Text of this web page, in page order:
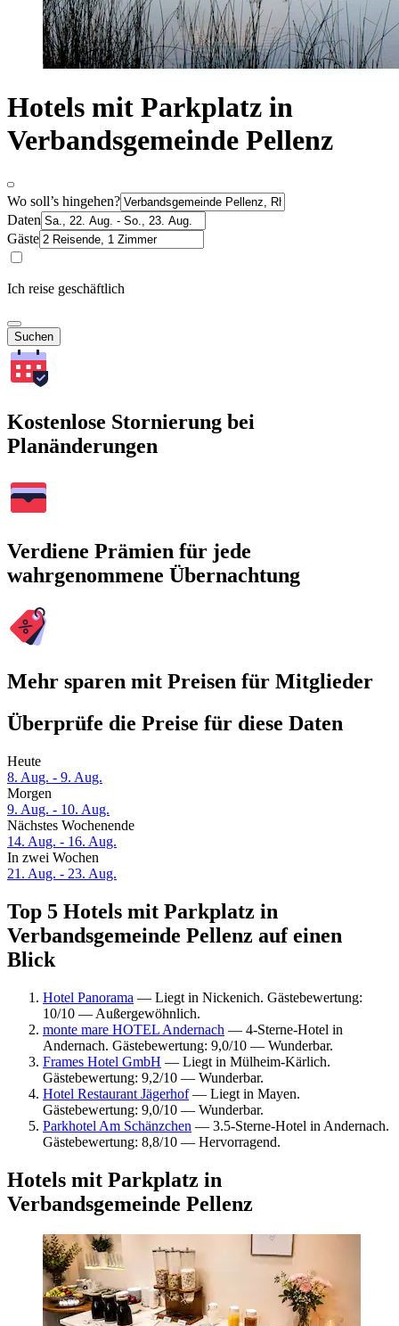
Hotels mit Parkplatz in
Verbandsgemeinde Pellenz
Wo soll’s hingehen?
Daten
Gäste
Ich reise geschäftlich
Suchen
Kostenlose Stornierung bei
Planänderungen
Verdiene Prämien für jede
wahrgenommene Übernachtung
Mehr sparen mit Preisen für Mitglieder
Überprüfe die Preise für diese Daten
Heute
8. Aug. - 9. Aug.
Morgen
9. Aug. - 10. Aug.
Nächstes Wochenende
14. Aug. - 16. Aug.
In zwei Wochen
21. Aug. - 23. Aug.
Top 5 Hotels mit Parkplatz in
Verbandsgemeinde Pellenz auf einen
Blick
Hotel Panorama — Liegt in Nickenich. Gästebewertung:
10/10 — Außergewöhnlich.
monte mare HOTEL Andernach — 4-Sterne-Hotel in
Andernach. Gästebewertung: 9,0/10 — Wunderbar.
Frames Hotel GmbH — Liegt in Mülheim-Kärlich.
Gästebewertung: 9,2/10 — Wunderbar.
Hotel Restaurant Jägerhof— Liegt in Mayen.
Gästebewertung: 9,0/10 — Wunderbar.
Parkhotel Am Schänzchen — 3.5-Sterne-Hotel in Andernach.
Gästebewertung: 8,8/10 — Hervorragend.
Hotels mit Parkplatz in
Verbandsgemeinde Pellenz